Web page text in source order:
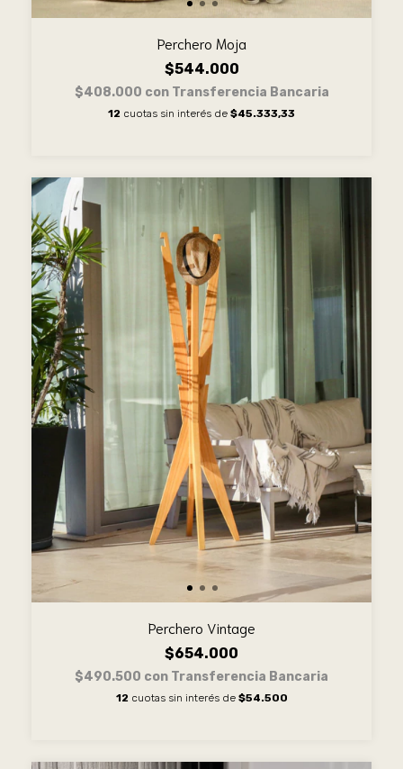
Perchero Moja
$544.000
$408.000 con Transferencia Bancaria
12 cuotas sin interés de $45.333,33
Perchero Vintage
$654.000
$490.500 con Transferencia Bancaria
12 cuotas sin interés de $54.500